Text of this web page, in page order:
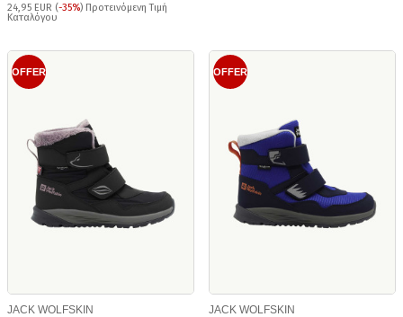
24,95 EUR (-35%) Προτεινόμενη Τιμή
Καταλόγου
OFFER
JACK WOLFSKIN
OFFER
JACK WOLFSKIN